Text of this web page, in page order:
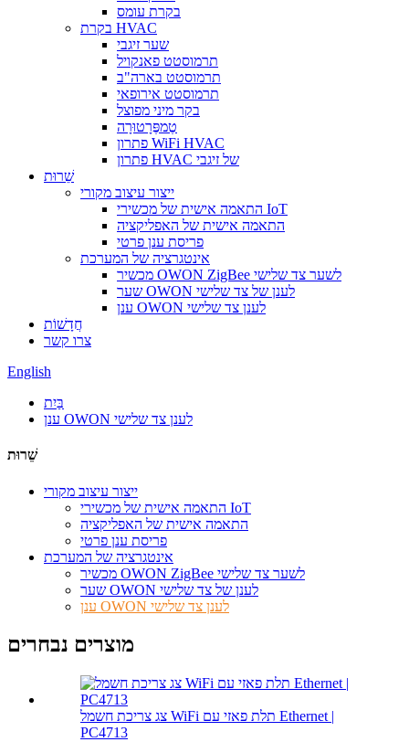
בקרת עומס
בקרת HVAC
שער זיגבי
תרמוסטט פאנקויל
תרמוסטט בארה"ב
תרמוסטט אירופאי
בקר מיני מפוצל
טֶמפֶּרָטוּרָה
פתרון WiFi HVAC
פתרון HVAC של זיגבי
שֵׁרוּת
ייצור עיצוב מקורי
התאמה אישית של מכשירי IoT
התאמה אישית של האפליקציה
פריסת ענן פרטי
אינטגרציה של המערכת
מכשיר OWON ZigBee לשער צד שלישי
שער OWON לענן של צד שלישי
ענן OWON לענן צד שלישי
חֲדָשׁוֹת
צרו קשר
English
בַּיִת
ענן OWON לענן צד שלישי
שֵׁרוּת
ייצור עיצוב מקורי
התאמה אישית של מכשירי IoT
התאמה אישית של האפליקציה
פריסת ענן פרטי
אינטגרציה של המערכת
מכשיר OWON ZigBee לשער צד שלישי
שער OWON לענן של צד שלישי
ענן OWON לענן צד שלישי
מוצרים נבחרים
צג צריכת חשמל WiFi תלת פאזי עם Ethernet |
PC4713